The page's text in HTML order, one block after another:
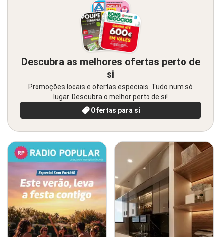
Descubra as melhores ofertas perto de
si
Promoções locais e ofertas especiais. Tudo num só
lugar. Descubra o melhor perto de si!
Ofertas para si